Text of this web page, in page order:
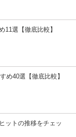
11選【徹底比較】
め40選【徹底比較】
ットの推移をチェッ